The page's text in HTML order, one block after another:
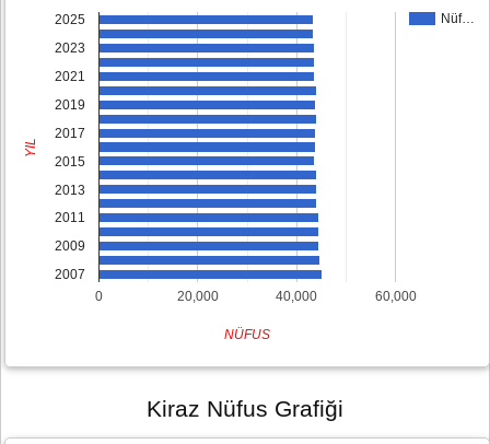
Nüf…
0 20,000 40,000 60,000
2025
2023
2021
2019
2017
2015
2013
2011
2009
2007
NÜFUS
YIL
Kiraz Nüfus Grafiği